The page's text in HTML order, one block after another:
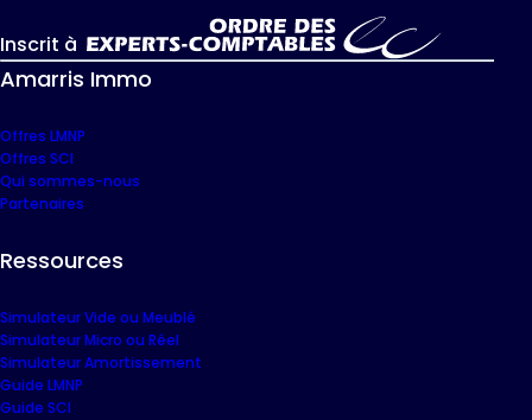
Inscrit à
Amarris Immo
Offres LMNP
Offres SCI
Qui sommes-nous
Partenaires
Ressources
Simulateur Vide ou Meublé
Simulateur Micro ou Réel
Simulateur Amortissement
Guide LMNP
Guide SCI